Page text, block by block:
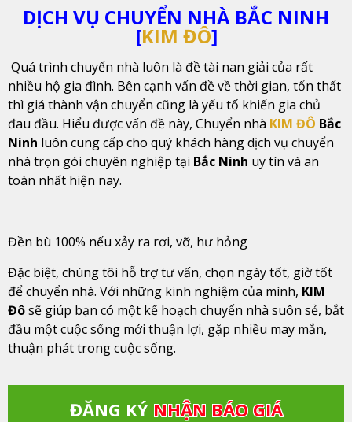
DỊCH VỤ CHUYỂN NHÀ BẮC NINH
[KIM ĐÔ]
Quá trình chuyển nhà luôn là đề tài nan giải của rất
nhiều hộ gia đình. Bên cạnh vấn đề về thời gian, tổn thất
thì giá thành vận chuyển cũng là yếu tố khiến gia chủ
đau đầu. Hiểu được vấn đề này, Chuyển nhà KIM ĐÔ Bắc
Ninh luôn cung cấp cho quý khách hàng dịch vụ chuyển
nhà trọn gói chuyên nghiệp tại Bắc Ninh uy tín và an
toàn nhất hiện nay.
Đền bù 100% nếu xảy ra rơi, vỡ, hư hỏng
Đặc biệt, chúng tôi hỗ trợ tư vấn, chọn ngày tốt, giờ tốt
để chuyển nhà. Với những kinh nghiệm của mình, KIM
Đôsẽ giúp bạn có một kế hoạch chuyển nhà suôn sẻ, bắt
đầu một cuộc sống mới thuận lợi, gặp nhiều may mắn,
thuận phát trong cuộc sống.
ĐĂNG KÝ NHẬN BÁO GIÁ